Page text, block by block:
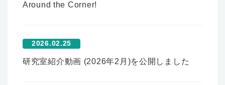
Around the Corner!
2026.02.25
研究室紹介動画 (2026年2月)を公開しました